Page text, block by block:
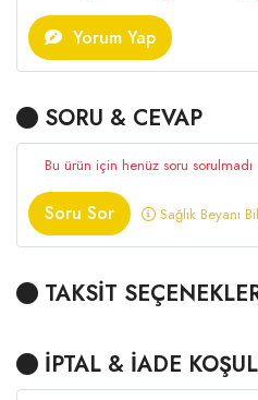
Yorum Yap
SORU & CEVAP
Bu ürün için henüz soru sorulmadı
Soru Sor Sağlık Beyanı
TAKSİT
İPTAL & İADE